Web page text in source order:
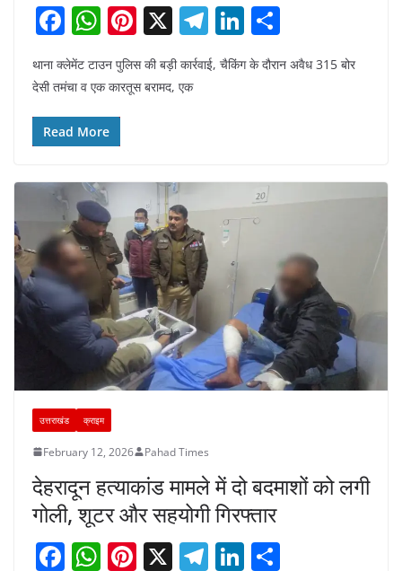
F
a
c
e
b
o
k
W
at
s
A
p
Pi
nt
er
X T
el
e
Li
n
k ar
थाना क्लेमेंट टाउन पुलिस की बड़ी कार्रवाई, चैकिंग के दौरान अवैध 315 बोर
देसी तमंचा व एक कारतूस बरामद, एक
Read More
उत्तराखंड क्राइम
February 12, 2026 Pahad Times
देहरादून हत्याकांड मामले में दो बदमाशों को लगी
गोली, शूटर और सहयोगी गिरफ्तार
F W Pi X T Li